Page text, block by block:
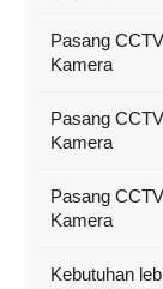
Pasang
Kamera
Pasang
Kamera
Pasang
Kamera
Kebutuhan